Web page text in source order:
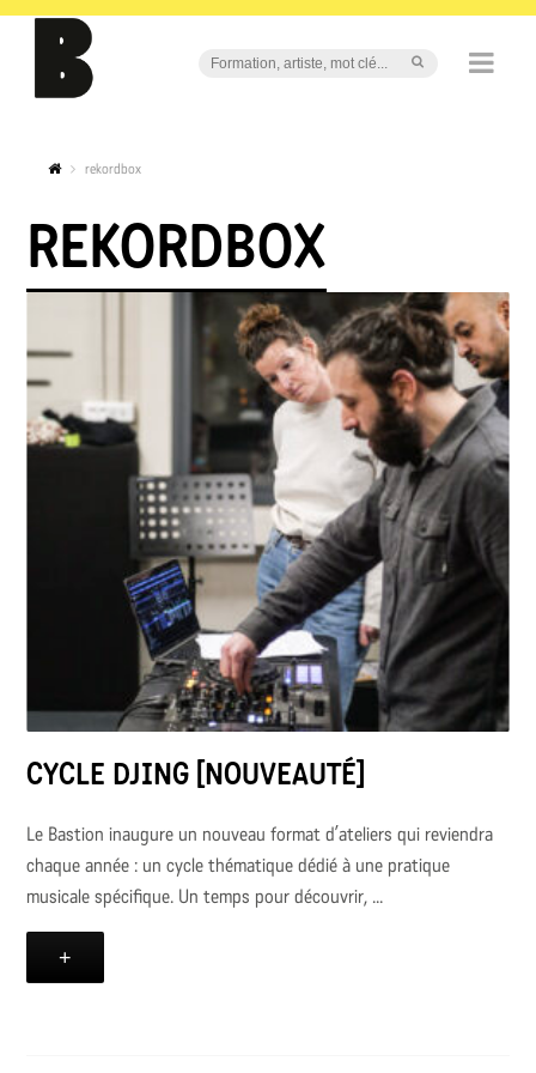
rekordbox
REKORDBOX
CYCLE DJING [NOUVEAUTÉ]
Le Bastion inaugure un nouveau format d’ateliers qui reviendra
chaque année : un cycle thématique dédié à une pratique
musicale spécifique. Un temps pour découvrir, ...
+